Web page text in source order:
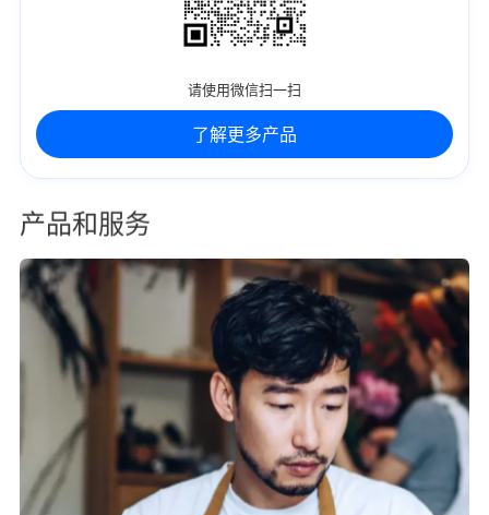
请使用微信扫一扫
了解更多产品
产品和服务